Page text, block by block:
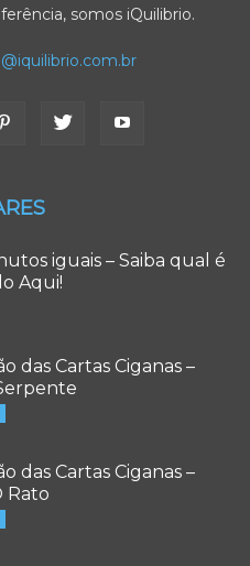
somos iQuilibrio.
iguais – Saiba qual é
Aqui!
das Cartas Ciganas –
das Cartas Ciganas –
Rato